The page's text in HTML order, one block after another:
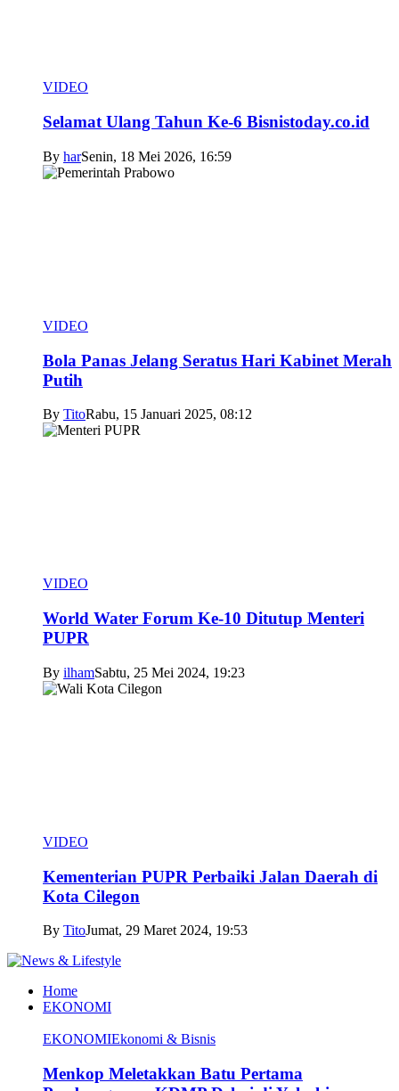
VIDEO
Selamat Ulang Tahun Ke-6 Bisnistoday.co.id
By harSenin, 18 Mei 2026, 16:59
VIDEO
Bola Panas Jelang Seratus Hari Kabinet Merah
Putih
By TitoRabu, 15 Januari 2025, 08:12
VIDEO
World Water Forum Ke-10 Ditutup Menteri
PUPR
By ilhamSabtu, 25 Mei 2024, 19:23
VIDEO
Kementerian PUPR Perbaiki Jalan Daerah di
Kota Cilegon
By TitoJumat, 29 Maret 2024, 19:53
Home
EKONOMI
EKONOMIEkonomi & Bisnis
Menkop Meletakkan Batu Pertama